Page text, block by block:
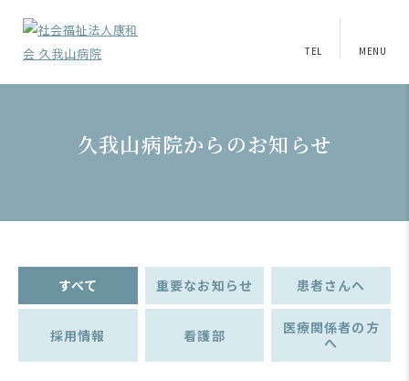
TEL MENU
久我山病院からのお知らせ
すべて 重要なお知らせ 患者さんへ
採用情報 看護部
医療関係者の方
へ